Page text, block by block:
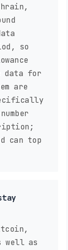
so
data for
are
can top
well as